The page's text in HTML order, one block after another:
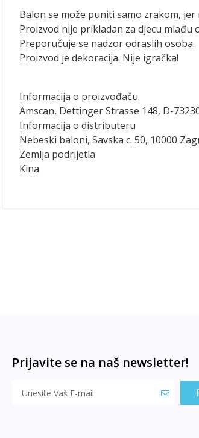
Balon se može puniti samo zrakom,
Proizvod nije prikladan za djecu
Preporučuje se nadzor odraslih osoba.
Proizvod je dekoracija. Nije igračka!
Informacija o proizvođaču
Amscan, Dettinger Strasse 148, D-
Informacija o distributeru
Nebeski baloni, Savska c. 50, 10000
Zemlja podrijetla
Kina
Prijavite se na naš newsletter!